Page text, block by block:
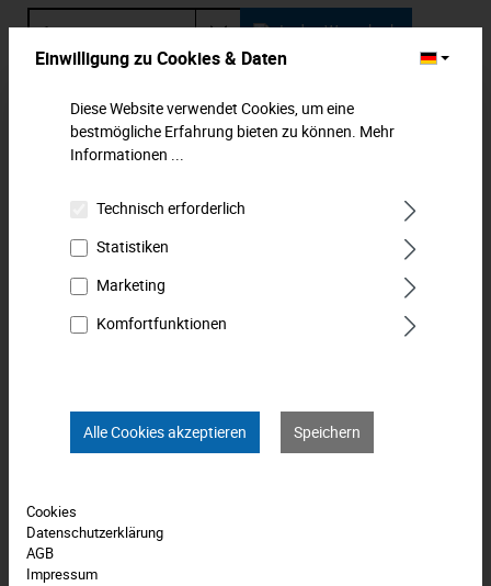
In den Warenkorb
Beschreibung
Kraftentfaltung. Ringseite gekröpft für tief liegende
Verschraubungen. Ei…
Downloads
Technische Daten
Einwilligung zu Cookies & Daten
Diese Website verwendet Cookies, um eine
bestmögliche Erfahrung bieten zu können. Mehr
Informationen ...
Technisch erforderlich
Statistiken
Marketing
Komfortfunktionen
Alle Cookies akzeptieren Speichern
Cookies
Datenschutzerklärung
AGB
Impressum